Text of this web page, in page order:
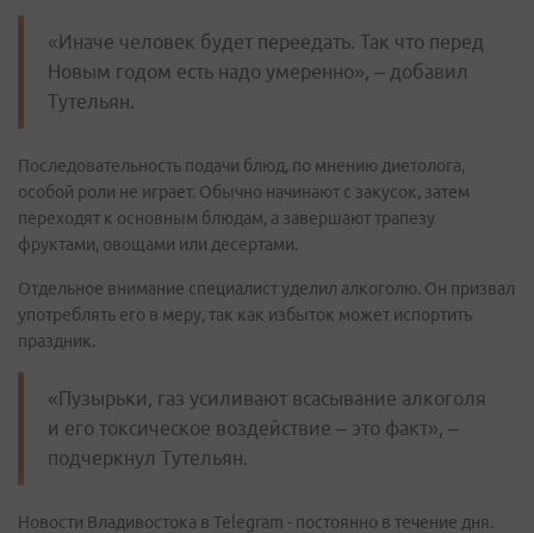
«Иначе человек будет переедать. Так что перед
Новым годом есть надо умеренно», – добавил
Тутельян.
Последовательность подачи блюд, по мнению диетолога,
особой роли не играет. Обычно начинают с закусок, затем
переходят к основным блюдам, а завершают трапезу
фруктами, овощами или десертами.
Отдельное внимание специалист уделил алкоголю. Он призвал
употреблять его в меру, так как избыток может испортить
праздник.
«Пузырьки, газ усиливают всасывание алкоголя
и его токсическое воздействие – это факт», –
подчеркнул Тутельян.
Новости Владивостока в Telegram - постоянно в течение дня.